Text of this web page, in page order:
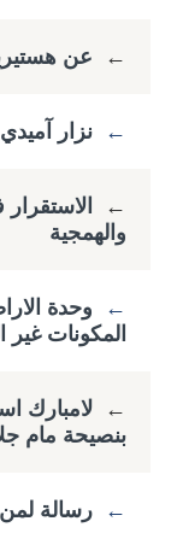
← عن
← نزار
←
والهمجية
←
وحدة
المكونات غير
←
لامبارك
بنصيحة مام
← رسالة